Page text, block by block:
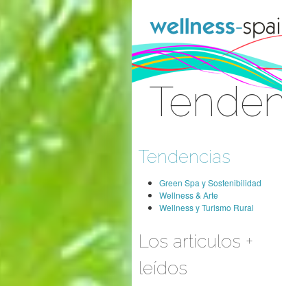
Tendencias
Green Spa y Sostenibilidad
Wellness & Arte
Wellness y Turismo Rural
Los articulos +
leídos